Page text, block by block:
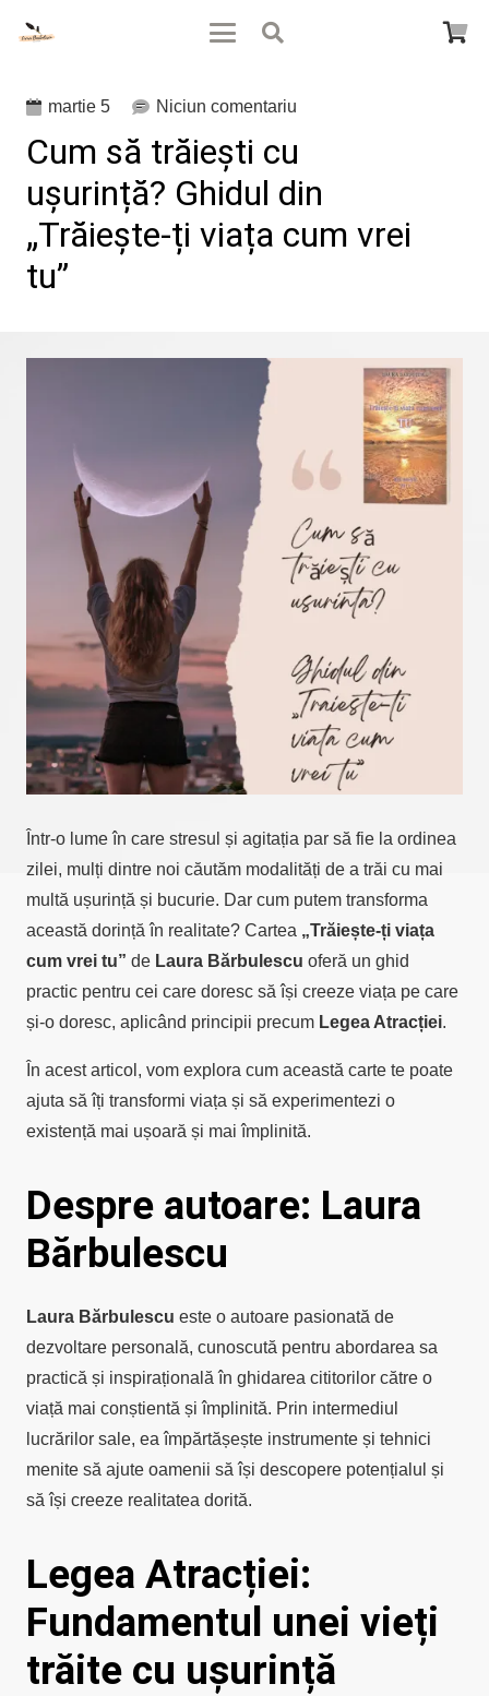
martie 5 Niciun comentariu
Cum să trăiești cu
ușurință? Ghidul din
„Trăiește-ți viața cum vrei
tu”
Într-o lume în care stresul și agitația par să fie la ordinea
zilei, mulți dintre noi căutăm modalități de a trăi cu mai
multă ușurință și bucurie. Dar cum putem transforma
această dorință în realitate? Cartea „Trăiește-ți viața
cum vrei tu” de Laura Bărbulescu oferă un ghid
practic pentru cei care doresc să își creeze viața pe care
și-o doresc, aplicând principii precum Legea Atracției.
În acest articol, vom explora cum această carte te poate
ajuta să îți transformi viața și să experimentezi o
existență mai ușoară și mai împlinită.
Despre autoare: Laura
Bărbulescu
Laura Bărbulescu este o autoare pasionată de
dezvoltare personală, cunoscută pentru abordarea sa
practică și inspirațională în ghidarea cititorilor către o
viață mai conștientă și împlinită. Prin intermediul
lucrărilor sale, ea împărtășește instrumente și tehnici
menite să ajute oamenii să își descopere potențialul și
să își creeze realitatea dorită.
Legea Atracției:
Fundamentul unei vieți
trăite cu ușurință